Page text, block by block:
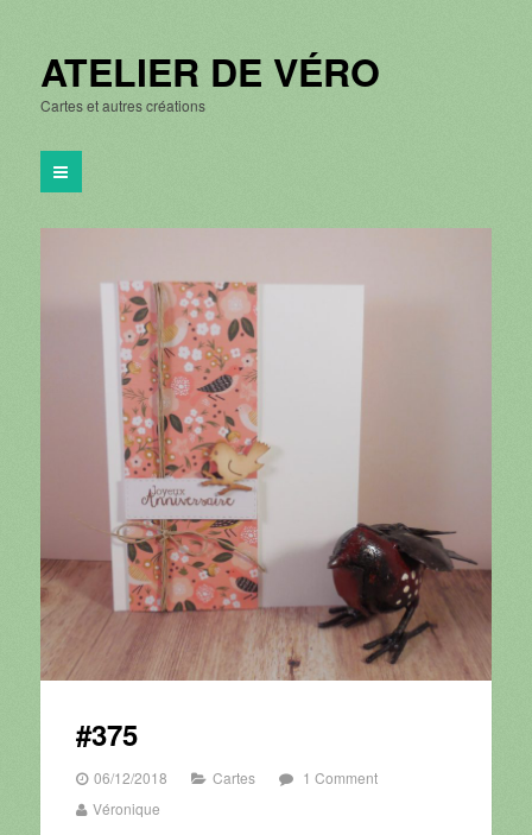
ATELIER DE VÉRO
Cartes et autres créations
#375
06/12/2018 Cartes
1 Comment
Véronique